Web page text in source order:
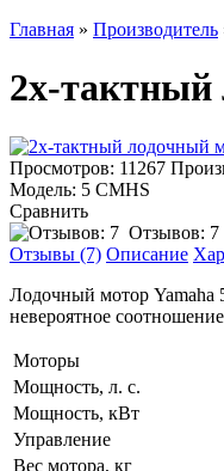
Главная » Производитель
2х-тактный
Просмотров: 11267
Модель: 5 CMHS
Сравнить
Отзывов: 7
Отзывы (7) Описание
Лодочный мотор Yamaha
невероятное
Моторы
Мощность, л. с.
Мощность, кВт
Управление
Вес мотора, кг